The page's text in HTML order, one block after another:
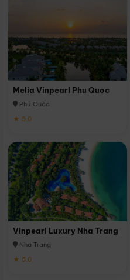
Melia Vinpearl Phu Quoc
Phú Quốc
★ 5.0
Vinpearl Luxury Nha Trang
Nha Trang
★ 5.0